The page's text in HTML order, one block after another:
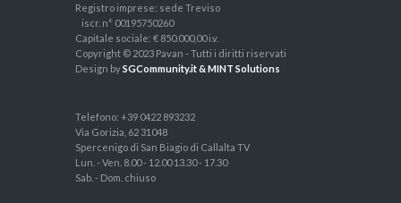
Registro imprese: sede Treviso
iscr. n° 00195750260
Capitale sociale: € 850.000,00 i.v.
Copyright © 2023 Pavan - Tutti i diritti riservati
Design bySGCommunity.it & MINT Solutions
Telefono: +39 0422 893232
Via Gorizia, 62 31048
Spercenigo di San Biagio di Callalta TV
Lun. - Ven. 8.00 - 12.00 13.30 - 17.30
Sab. - Dom. chiuso